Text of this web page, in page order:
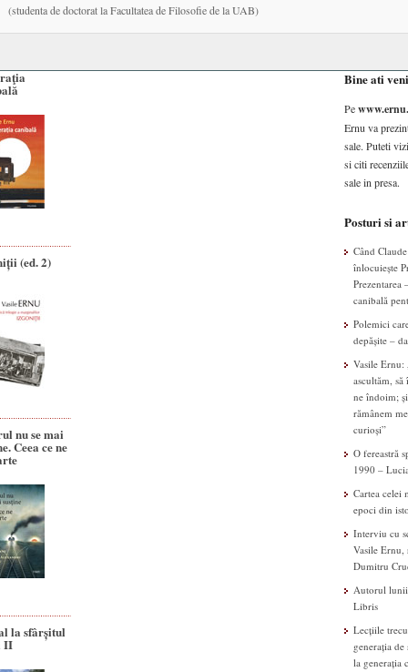
(studenta de doctorat la Facultatea de Filosofie de la UAB)
(ed. 2)
nu se mai
Ceea ce ne
la sfârșitul
II
Bine ati
Pe
Ernu va
sale. Puteti
si citi
sale in presa.
Posturi si
Când Claude
înlocuiește
Prezentarea
canibală
Polemici
depășite –
Vasile Ernu:
ascultăm, să
ne îndoim;
rămânem
curioși”
O fereastră
1990 –
Cartea celei
epoci din
Interviu cu
Vasile Ernu,
Dumitru
Autorul
Libris
Lecțiile
generația de
la generația